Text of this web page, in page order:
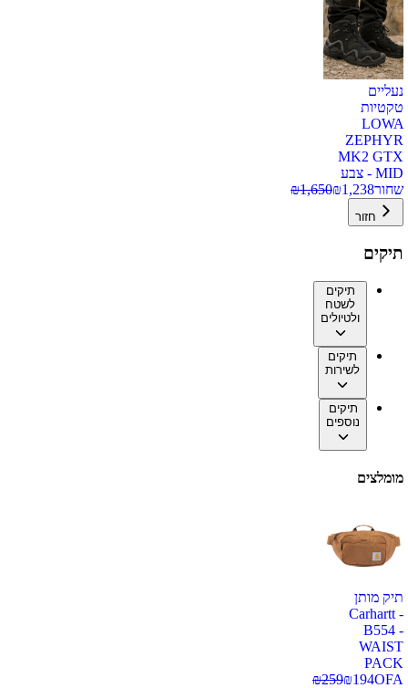
נעליים
טקטיות
LOWA
ZEPHYR
MK2 GTX
MID - צבע
שחור
₪1,238
₪1,650
חזור
תיקים
תיקים
לשטח
ולטיולים
תיקים
לשירות
תיקים
נוספים
מומלצים
תיק מותן
Carhartt -
B554 -
WAIST
PACK
OFA
₪194
₪259